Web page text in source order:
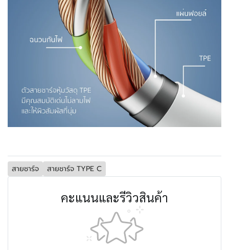
สายชาร์จ สายชาร์จ TYPE C
คะแนนและรีวิวสินค้า